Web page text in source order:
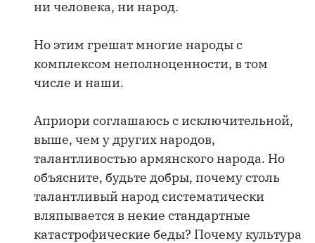
ни человека, ни народ.
Но этим грешат многие народы с
комплексом неполноценности, в том
числе и наши.
Априори соглашаюсь с исключительной,
выше, чем у других народов,
талантливостью армянского народа. Но
объясните, будьте добры, почему столь
талантливый народ систематически
вляпывается в некие стандартные
катастрофические беды? Почему культура